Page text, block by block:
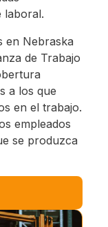
laboral.
en Nebraska
de Trabajo
a los que
en el trabajo.
empleados
se produzca